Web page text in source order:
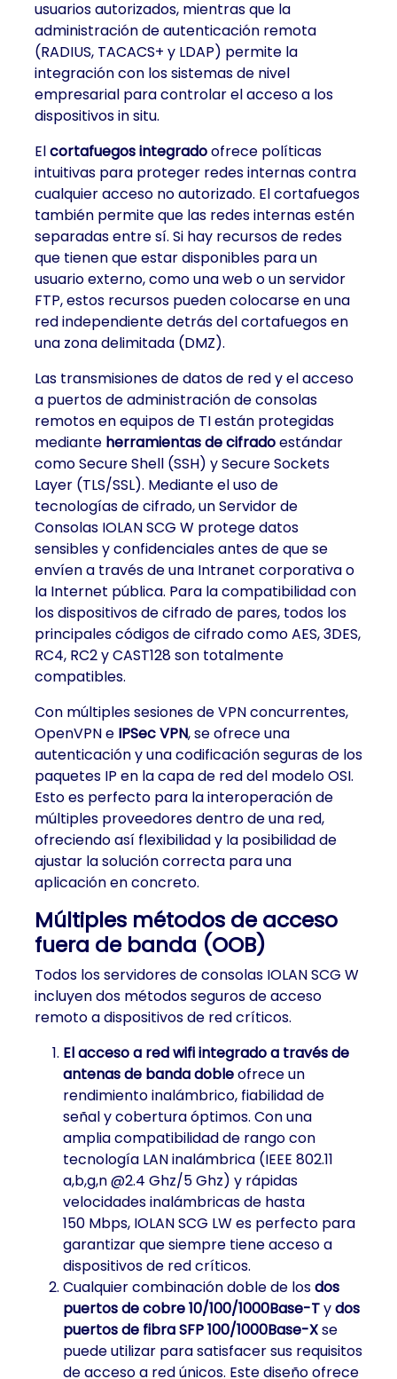
usuarios autorizados, mientras que la
administración de autenticación remota
(RADIUS, TACACS+ y LDAP) permite la
integración con los sistemas de nivel
empresarial para controlar el acceso a los
dispositivos in situ.
Elcortafuegos integradoofrece políticas
intuitivas para proteger redes internas contra
cualquier acceso no autorizado. El cortafuegos
también permite que las redes internas estén
separadas entre sí. Si hay recursos de redes
que tienen que estar disponibles para un
usuario externo, como una web o un servidor
FTP, estos recursos pueden colocarse en una
red independiente detrás del cortafuegos en
una zona delimitada (DMZ).
Las transmisiones de datos de red y el acceso
a puertos de administración de consolas
remotos en equipos de TI están protegidas
mediante herramientas de cifradoestándar
como Secure Shell (SSH) y Secure Sockets
Layer (TLS/SSL). Mediante el uso de
tecnologías de cifrado, un Servidor de
Consolas IOLAN SCG W protege datos
sensibles y confidenciales antes de que se
envíen a través de una Intranet corporativa o
la Internet pública. Para la compatibilidad con
los dispositivos de cifrado de pares, todos los
principales códigos de cifrado como AES, 3DES,
RC4, RC2 y CAST128 son totalmente
compatibles.
Con múltiples sesiones de VPN concurrentes,
OpenVPN e IPSec VPN, se ofrece una
autenticación y una codificación seguras de los
paquetes IP en la capa de red del modelo OSI.
Esto es perfecto para la interoperación de
múltiples proveedores dentro de una red,
ofreciendo así flexibilidad y la posibilidad de
ajustar la solución correcta para una
aplicación en concreto.
Múltiples métodos de acceso
fuera de banda (OOB)
Todos los servidores de consolas IOLAN SCG W
incluyen dos métodos seguros de acceso
remoto a dispositivos de red críticos.
El acceso a red wifi integrado a través de
antenas de banda dobleofrece un
rendimiento inalámbrico, fiabilidad de
señal y cobertura óptimos. Con una
amplia compatibilidad de rango con
tecnología LAN inalámbrica (IEEE 802.11
a,b,g,n @2.4 Ghz/5 Ghz) y rápidas
velocidades inalámbricas de hasta
150 Mbps, IOLAN SCG LW es perfecto para
garantizar que siempre tiene acceso a
dispositivos de red críticos.
Cualquier combinación doble de losdos
puertos de cobre 10/100/1000Base-Tydos
puertos de fibra SFP 100/1000Base-Xse
puede utilizar para satisfacer sus requisitos
de acceso a red únicos. Este diseño ofrece